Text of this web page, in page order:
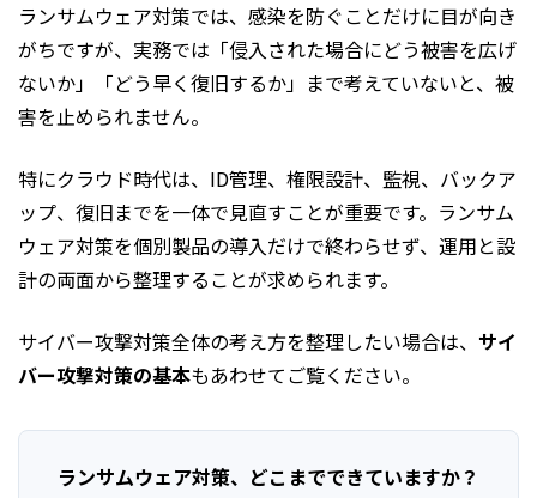
ランサムウェア対策では、感染を防ぐことだけに目が向き
がちですが、実務では「侵入された場合にどう被害を広げ
ないか」「どう早く復旧するか」まで考えていないと、被
害を止められません。
特にクラウド時代は、ID管理、権限設計、監視、バックア
ップ、復旧までを一体で見直すことが重要です。ランサム
ウェア対策を個別製品の導入だけで終わらせず、運用と設
計の両面から整理することが求められます。
サイバー攻撃対策全体の考え方を整理したい場合は、 サイ
バー攻撃対策の基本もあわせてご覧ください。
ランサムウェア対策、どこまでできていますか？